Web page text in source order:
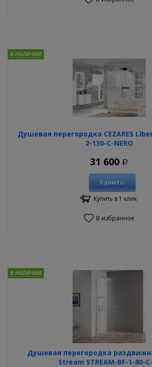
Душевая перегородка CEZARES
2-130-C-NERO
В НАЛИЧИИ
31 600 Р
Купить
Купить в 1 клик
В избранное
Душевая перегородка
Stream STREAM-BF-1-80-
В НАЛИЧИИ